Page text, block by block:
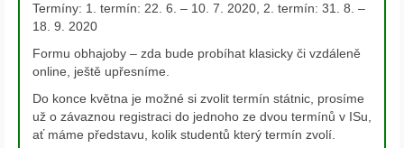
Termíny: 1. termín: 22. 6. – 10. 7. 2020, 2. termín: 31. 8. –
18. 9. 2020
Formu obhajoby – zda bude probíhat klasicky či vzdáleně
online, ještě upřesníme.
Do konce května je možné si zvolit termín státnic, prosíme
už o závaznou registraci do jednoho ze dvou termínů v ISu,
ať máme představu, kolik studentů který termín zvolí.